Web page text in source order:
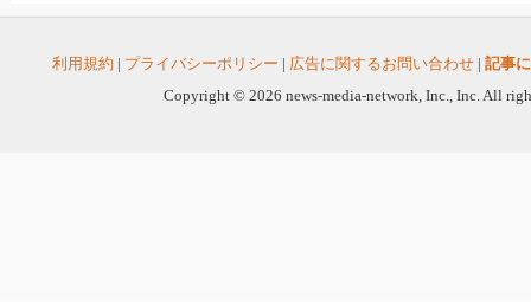
利用規約 | プライバシーポリシー | 広告に関するお問い合わせ | 記事
Copyright © 2026 news-media-network, Inc., Inc. All